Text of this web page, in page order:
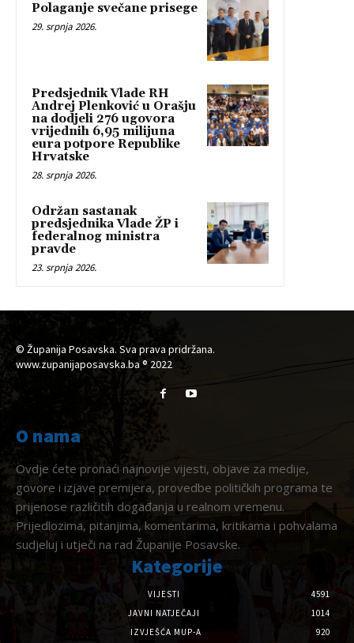
Polaganje svečane prisege
29. srpnja 2026.
Predsjednik Vlade RH
Andrej Plenković u Orašju
na dodjeli 276 ugovora
vrijednih 6,95 milijuna
eura potpore Republike
Hrvatske
28. srpnja 2026.
Održan sastanak
predsjednika Vlade ŽP i
federalnog ministra
pravde
23. srpnja 2026.
© Županija Posavska. Sva prava pridržana.
www.zupanijaposavska.ba ® 2022
O nama
Ovdje ćete pronaći najnovije vijesti, objave za medije,
govore i izjave premijera, provedbe političkih programa te
prijenose različitih događanja u realnom vremenu.
Prijedlozima, pitanjima, komentarima, kritikama i pohvalama
sudjeluj i utječi na rad Županije Posavske.
Kategorije
VIJESTI
4591
JAVNI NATJEČAJI
1014
IZVJEŠĆA MUP-A
920